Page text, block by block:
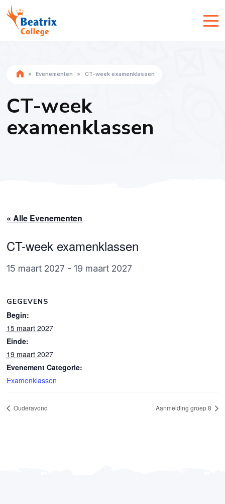
» Evenementen » CT-week examenklassen
CT-week
examenklassen
« Alle Evenementen
CT-week examenklassen
15 maart 2027 -19 maart 2027
GEGEVENS
Begin:
15 maart 2027
Einde:
19 maart 2027
Evenement Categorie:
Examenklassen
Ouderavond Aanmelding groep 8